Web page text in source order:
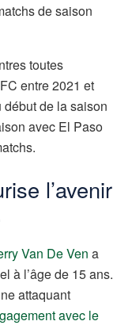
de saison
toutes
entre 2021 et
de la saison
avec El Paso
l’avenir
Van De Ven a
à l’âge de 15 ans.
attaquant
avec le